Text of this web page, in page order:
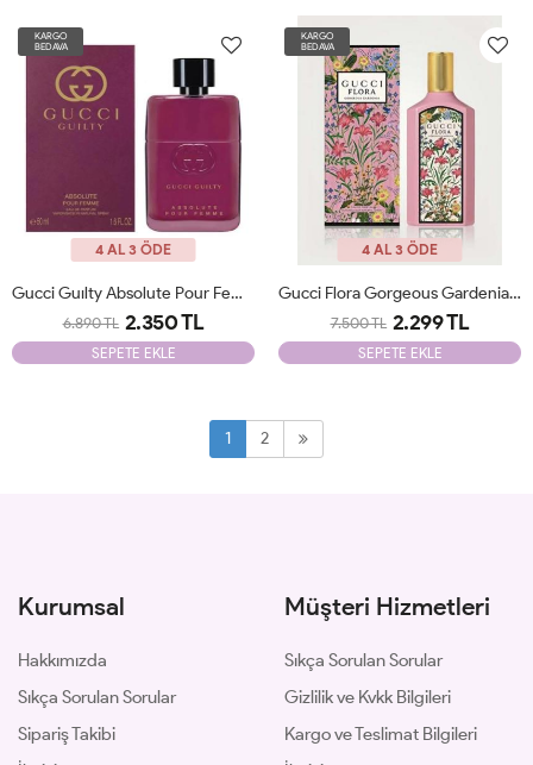
KARGO
BEDAVA
4 AL 3 ÖDE
Gucci Guılty Absolute Pour Femme Edp 90 Ml JLT Woman
6.890 TL 2.350 TL
SEPETE EKLE
KARGO
BEDAVA
4 AL 3 ÖDE
Gucci Flora Gorgeous Gardenia Edp 100 Ml Kadın Parfüm JLT Woman
7.500 TL 2.299 TL
SEPETE EKLE
1 2
Kurumsal
Hakkımızda
Sıkça Sorulan Sorular
Sipariş Takibi
Müşteri Hizmetleri
Sıkça Sorulan Sorular
Gizlilik ve Kvkk Bilgileri
Kargo ve Teslimat Bilgileri